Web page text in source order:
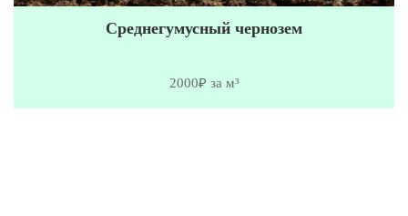
Среднегумусный чернозем
2000₽ за м³